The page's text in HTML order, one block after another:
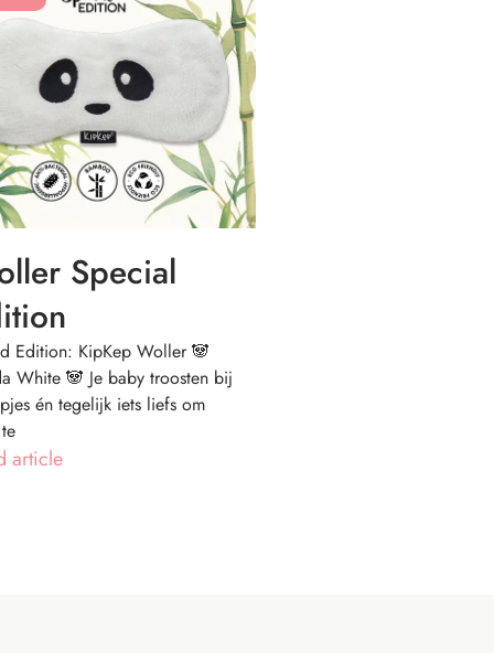
Special
Edition: KipKep Woller 🐼
White 🐼 Je baby troosten bij
én tegelijk iets liefs om
article